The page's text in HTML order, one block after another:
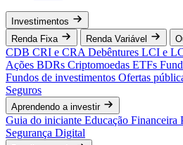
Investimentos
Renda Fixa
Renda Variável
CDB CRI e CRA Debêntures LCI e
Ações BDRs Criptomoedas ETFs
Fundos de investimentos Ofertas
Seguros
Aprendendo a investir
Guia do iniciante Educação Financeira
Segurança Digital